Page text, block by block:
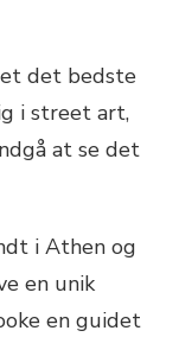
det bedste
i street art,
at se det
i Athen og
en unik
en guidet